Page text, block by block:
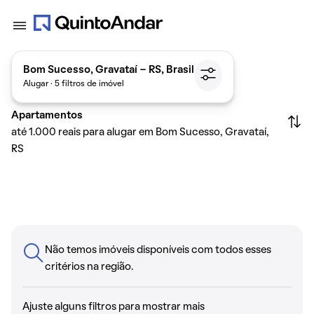
Bom Sucesso, Gravataí - RS, Brasil
Alugar · 5 filtros de imóvel
Apartamentos
até 1.000 reais para alugar em Bom Sucesso, Gravataí,
RS
Não temos imóveis disponíveis com todos esses
critérios na região.
Ajuste alguns filtros para mostrar mais